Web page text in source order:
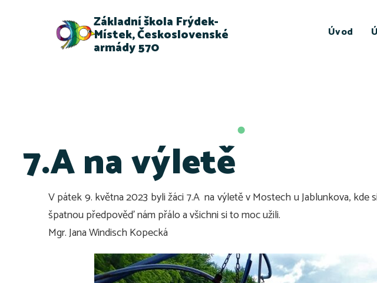
Základní škola Frýdek-
Místek, Československé
armády 570
Úvod
7.A na výletě
V pátek 9. května 2023 byli žáci 7.A na výletě v Mostech u Jablunkova,
špatnou předpověď nám přálo a všichni si to moc užili.
Mgr. Jana Windisch Kopecká